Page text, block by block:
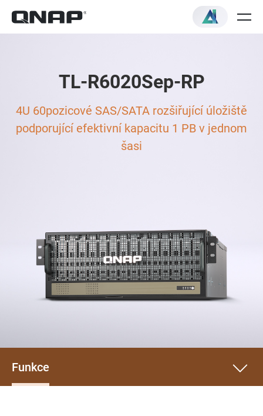
TL-R6020Sep-RP
4U 60pozicové SAS/SATA rozšiřující úložiště
podporující efektivní kapacitu 1 PB v jednom
šasi
Funkce